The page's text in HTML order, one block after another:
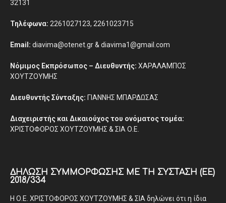
32131
Τηλέφωνα: 2261027123, 2261023715
Email: diavima@otenet.gr & diavima1@gmail.com
Νόμιμος Εκπρόσωπος – Διευθυντής: ΧΑΡΑΛΑΜΠΟΣ
ΧΟΥΤΖΟΥΜΗΣ
Διευθυντής Σύνταξης: ΓΙΑΝΝΗΣ ΜΠΑΡΔΩΣΑΣ
Διαχειριστής και Δικαιούχος του ονόματος τομέα:
ΧΡΙΣΤΟΦΟΡΟΣ ΧΟΥΤΖΟΥΜΗΣ & ΣΙΑ Ο.Ε.
ΔΉΛΩΣΗ ΣΥΜΜΌΡΦΩΣΗΣ ΜΕ ΤΗ ΣΎΣΤΑΣΗ (ΕΕ)
2018/334
Η Ο.Ε. ΧΡΙΣΤΟΦΟΡΟΣ ΧΟΥΤΖΟΥΜΗΣ & ΣΙΑ δηλώνει ότι η ίδια